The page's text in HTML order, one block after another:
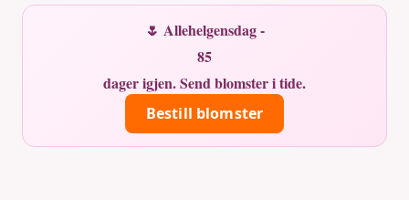
🌷 Allehelgensdag -
85
dager igjen. Send blomster i tide.
Bestill blomster